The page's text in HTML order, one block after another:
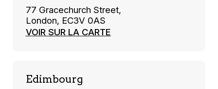
77 Gracechurch Street,
London, EC3V 0AS
VOIR SUR LA CARTE
Edimbourg